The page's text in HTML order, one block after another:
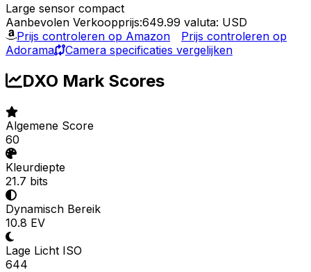
Large sensor compact
Aanbevolen Verkoopprijs:649.99 valuta: USD
Prijs controleren op Amazon
Prijs controleren op
Adorama
Camera specificaties vergelijken
DXO Mark Scores
Algemene Score
60
Kleurdiepte
21.7 bits
Dynamisch Bereik
10.8 EV
Lage Licht ISO
644